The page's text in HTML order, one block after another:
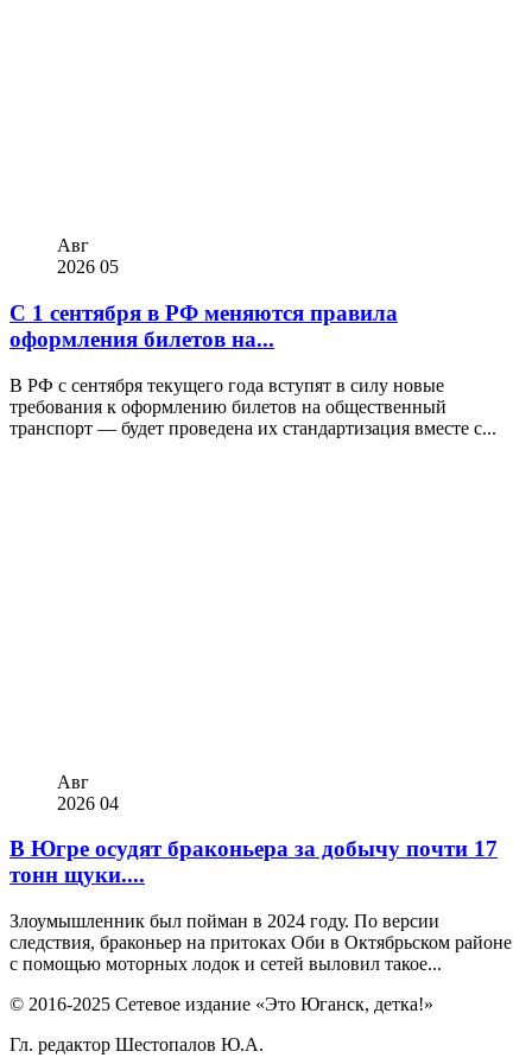
Авг
2026 05
С 1 сентября в РФ меняются правила
оформления билетов на...
В РФ с сентября текущего года вступят в силу новые
требования к оформлению билетов на общественный
транспорт — будет проведена их стандартизация вместе с...
Авг
2026 04
В Югре осудят браконьера за добычу почти 17
тонн щуки....
Злоумышленник был пойман в 2024 году. По версии
следствия, браконьер на притоках Оби в Октябрьском районе
с помощью моторных лодок и сетей выловил такое...
© 2016-2025 Сетевое издание «Это Юганск, детка!»
Гл. редактор Шестопалов Ю.А.